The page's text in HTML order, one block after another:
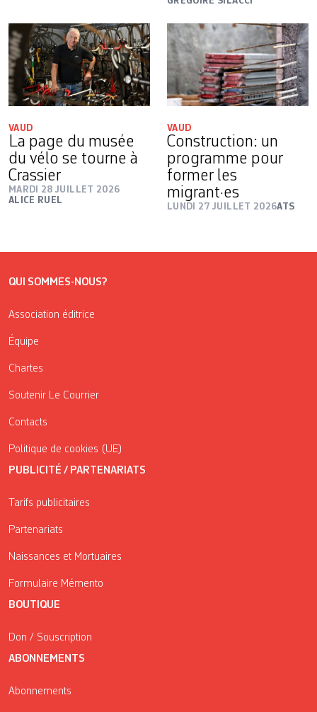
VAUD
La page du musée
du vélo se tourne à
Crassier
MARDI 28 JUILLET 2026
ALICE RUEL
VAUD
Construction: un
programme pour
former les
migrant·es
LUNDI 27 JUILLET 2026ATS
QUI SOMMES-NOUS?
Association éditrice
Équipe
Chartes
Soutenir Le Courrier
Contacts
Politique de cookies (UE)
PUBLICITÉ / PARTENARIATS
Tarifs publicitaires
Partenariats
Naissances et Mortuaires
Formulaire Mémento
BOUTIQUE
Don / Souscription
ABONNEMENTS
Abonnements